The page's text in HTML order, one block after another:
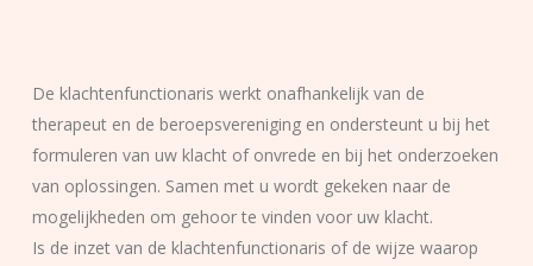
De klachtenfunctionaris werkt onafhankelijk van de
therapeut en de beroepsvereniging en ondersteunt u bij het
formuleren van uw klacht of onvrede en bij het onderzoeken
van oplossingen. Samen met u wordt gekeken naar de
mogelijkheden om gehoor te vinden voor uw klacht.
Is de inzet van de klachtenfunctionaris of de wijze waarop